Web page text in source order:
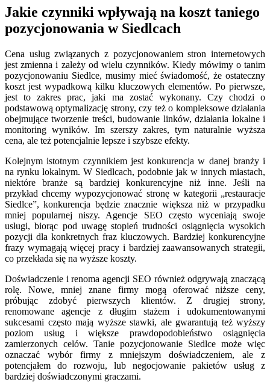
Jakie czynniki wpływają na koszt taniego
pozycjonowania w Siedlcach
Cena usług związanych z pozycjonowaniem stron internetowych
jest zmienna i zależy od wielu czynników. Kiedy mówimy o tanim
pozycjonowaniu Siedlce, musimy mieć świadomość, że ostateczny
koszt jest wypadkową kilku kluczowych elementów. Po pierwsze,
jest to zakres prac, jaki ma zostać wykonany. Czy chodzi o
podstawową optymalizację strony, czy też o kompleksowe działania
obejmujące tworzenie treści, budowanie linków, działania lokalne i
monitoring wyników. Im szerszy zakres, tym naturalnie wyższa
cena, ale też potencjalnie lepsze i szybsze efekty.
Kolejnym istotnym czynnikiem jest konkurencja w danej branży i
na rynku lokalnym. W Siedlcach, podobnie jak w innych miastach,
niektóre branże są bardziej konkurencyjne niż inne. Jeśli na
przykład chcemy wypozycjonować stronę w kategorii „restauracje
Siedlce”, konkurencja będzie znacznie większa niż w przypadku
mniej popularnej niszy. Agencje SEO często wyceniają swoje
usługi, biorąc pod uwagę stopień trudności osiągnięcia wysokich
pozycji dla konkretnych fraz kluczowych. Bardziej konkurencyjne
frazy wymagają więcej pracy i bardziej zaawansowanych strategii,
co przekłada się na wyższe koszty.
Doświadczenie i renoma agencji SEO również odgrywają znaczącą
rolę. Nowe, mniej znane firmy mogą oferować niższe ceny,
próbując zdobyć pierwszych klientów. Z drugiej strony,
renomowane agencje z długim stażem i udokumentowanymi
sukcesami często mają wyższe stawki, ale gwarantują też wyższy
poziom usług i większe prawdopodobieństwo osiągnięcia
zamierzonych celów. Tanie pozycjonowanie Siedlce może więc
oznaczać wybór firmy z mniejszym doświadczeniem, ale z
potencjałem do rozwoju, lub negocjowanie pakietów usług z
bardziej doświadczonymi graczami.